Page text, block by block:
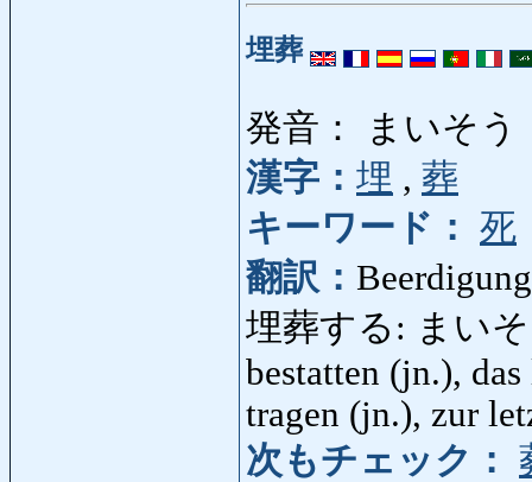
埋葬
発音： まいそう
漢字： 埋 , 葬
キーワード： 死
翻訳：
埋葬する: まいそ
bestatten (jn.),
tragen (jn.), zur
次もチェック：